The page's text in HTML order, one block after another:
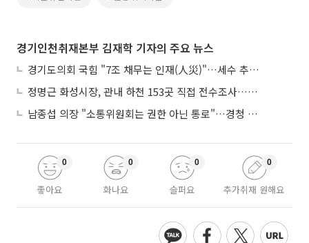
경기인천취재본부 김재학 기자의 주요 뉴스
경기도의회 국힘 "7조 채무는 인재(人災)"…세수 추계 조작 의혹 제기
정명근 화성시장, 관내 하천 153곳 직접 전수조사…불법시설 정비
남종섭 의장 "소통위원회는 권한 아닌 통로"…경청 의회 만든다
좋아요
0
화나요
0
슬퍼요
0
추가취재 원해요
0